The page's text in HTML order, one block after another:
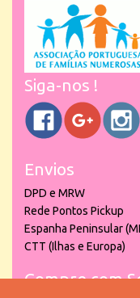
Siga-nos !
Envios
DPD e MRW
Rede Pontos Pickup
Espanha Peninsular
CTT (Ilhas e Europa)
Compre com